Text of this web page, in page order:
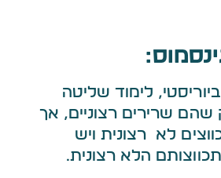
לימוד שליטה
שהם שרירים רצוניים, אך
לא רצונית ויש
הלא רצונית.